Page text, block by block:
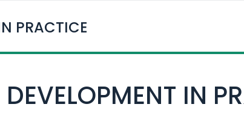
PRACTICE
IN